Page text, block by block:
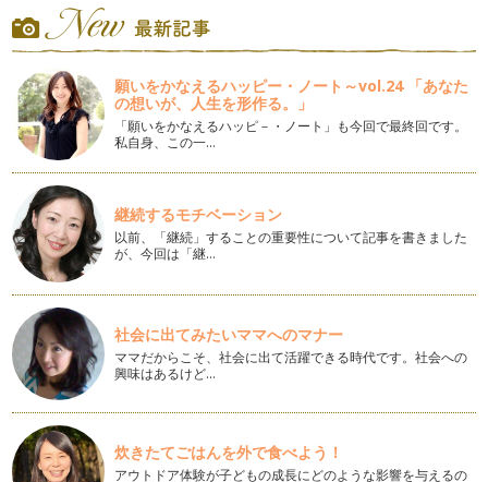
物ですから大人だって子どもだって誰…
バレンタインのチョコ♡ラッピングのカラー効果
２月になると…街やお店のあちこちでバレンタインコーナーが
出ていますね。 …
新しい一年のスタートを「白」のチカラで
2015年がスタートしましたね！本年もどうぞよろしくお願い
いたします。 新しい年に…
今年を「色」で表すと？
2014年最後の記事ですね。 年末になるとニュースなどで
「今…
今年のクリスマスのテーマカラーは
いよいよ12月！街のディスプレイは、年々忙しくなっていて
ハロウィーンの翌日にはクリスマスツ…
お月様は何色？
気温が低いこの時期になってくると空気がキーンと澄んで、月
や星が見えやすく夜空がキレイに見え…
カラーであったかエコLIFE
願いをかなえるハッピー・ノート～vol.24 「あなた
の想いが、人生を形作る。」
「願いをかなえるハッピ－・ノート」も今回で最終回です。
私自身、この一…
継続するモチベーション
以前、「継続」することの重要性について記事を書きました
が、今回は「継…
社会に出てみたいママへのマナー
ママだからこそ、社会に出て活躍できる時代です。社会への
興味はあるけど…
炊きたてごはんを外で食べよう！
アウトドア体験が子どもの成長にどのような影響を与えるの